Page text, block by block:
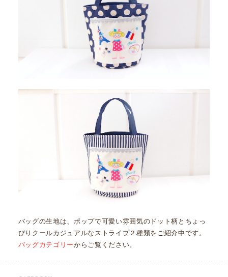
バッグの生地は、ポップで可愛い雰囲気のドット柄とちょっ
ぴりクールカジュアルなストライプ２種類をご紹介中です。
バッグカテゴリーからご覧ください。